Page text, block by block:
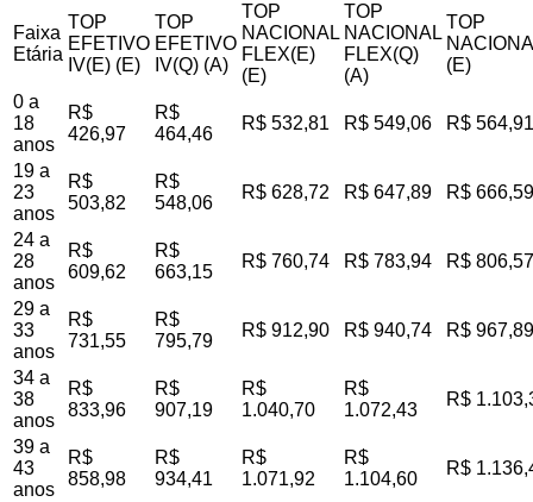
Faixa
Etária
TOP
EFETIVO
IV(E) (E)
TOP
EFETIVO
IV(Q) (A)
TOP
NACIONAL
FLEX(E)
(E)
TOP
NACIONAL
FLEX(Q)
(A)
TOP
(E)
0 a
18
anos
R$
426,97
R$
464,46
R$ 532,81 R$ 549,06 R$ 564,91
19 a
23
anos
R$
503,82
R$
548,06
R$ 628,72 R$ 647,89 R$ 666,59
24 a
28
anos
R$
609,62
R$
663,15
R$ 760,74 R$ 783,94 R$ 806,57
29 a
33
anos
R$
731,55
R$
795,79
R$ 912,90 R$ 940,74 R$ 967,89
34 a
38
anos
R$
833,96
R$
907,19
R$
1.040,70
R$
1.072,43
R$
39 a
43
anos
R$
858,98
R$
934,41
R$
1.071,92
R$
1.104,60
R$